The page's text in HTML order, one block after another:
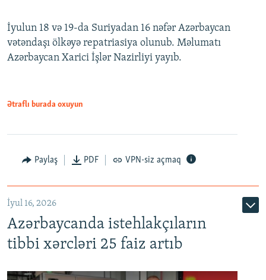
İyulun 18 və 19-da Suriyadan 16 nəfər Azərbaycan
vətəndaşı ölkəyə repatriasiya olunub. Məlumatı
Azərbaycan Xarici İşlər Nazirliyi yayıb.
Ətraflı burada oxuyun
Paylaş PDF VPN-siz açmaq
İyul 16, 2026
Azərbaycanda istehlakçıların
tibbi xərcləri 25 faiz artıb